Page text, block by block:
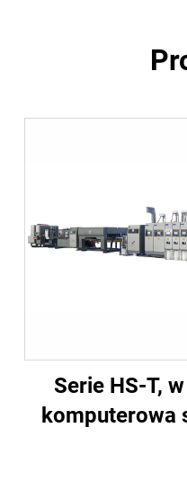
Serie HS-T, w
komputerowa